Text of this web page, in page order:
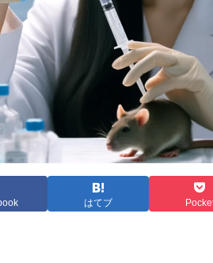
はてブ